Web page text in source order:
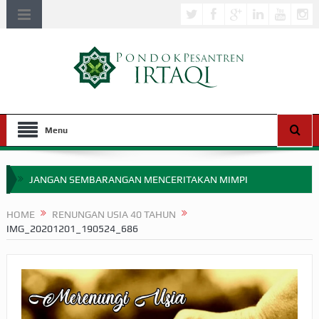
Menu
JANGAN SEMBARANGAN MENCERITAKAN MIMPI
MIMPI YANG DIABAIKAN MENJELANG PERANG BADAR
SEBELUM TIBA SAAT WAJIB?
HAKIKAT NIKMAT DI DUNIA!
HOME
RENUNGAN USIA 40 TAHUN
IMG_20201201_190524_686